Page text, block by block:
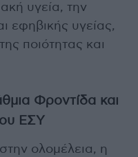
υγεία, την
εφηβικής υγείας,
ποιότητας και
Φροντίδα και
ΕΣΥ
ολομέλεια, η